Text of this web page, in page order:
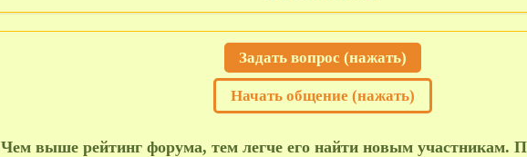
Задать вопрос (нажать)
Начать общение (нажать)
Чем выше рейтинг форума, тем легче его найти новым участникам.